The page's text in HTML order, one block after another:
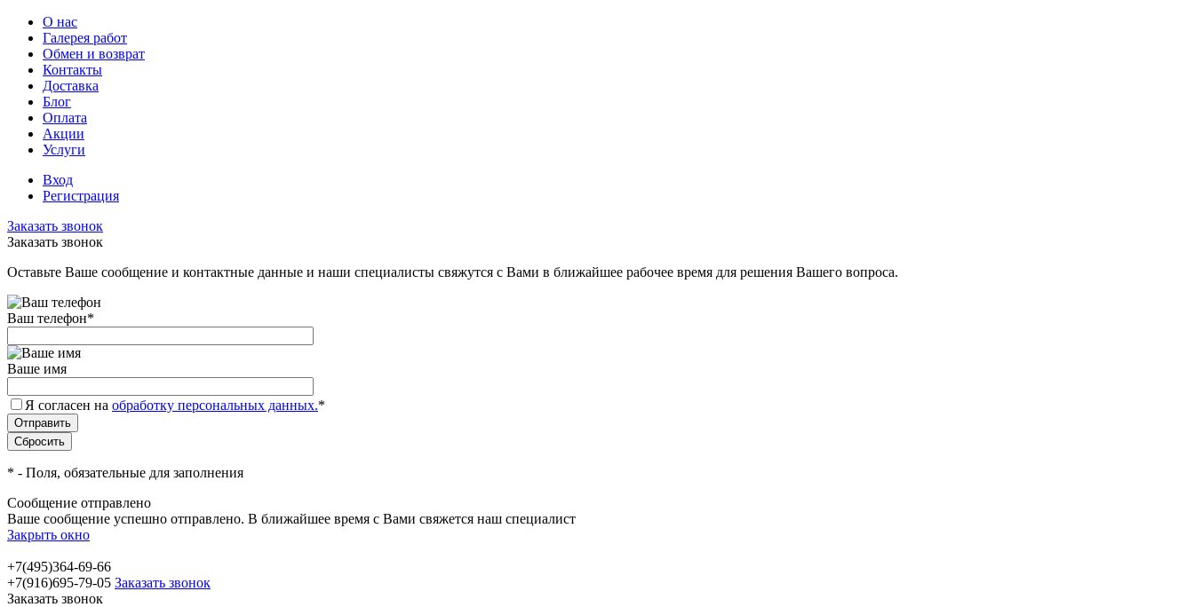
О нас
Галерея работ
Обмен и возврат
Контакты
Доставка
Блог
Оплата
Акции
Услуги
Вход
Регистрация
Заказать звонок
Заказать звонок
Оставьте Ваше сообщение и контактные данные и наши специалисты свяжутся с Вами в ближайшее рабочее время для решения Вашего вопроса.
Ваш телефон*
Ваше имя
Я согласен на обработку персональных данных.*
* - Поля, обязательные для заполнения
Сообщение отправлено
Ваше сообщение успешно отправлено. В ближайшее время с Вами свяжется наш специалист
Закрыть окно
+7(495)364-69-66
+7(916)695-79-05 Заказать звонок
Заказать звонок